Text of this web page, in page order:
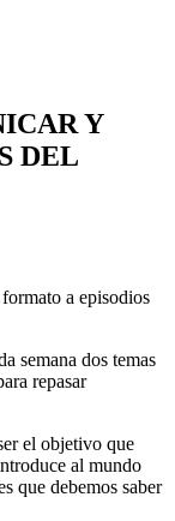
Y
DEL
a episodios
semana dos temas
repasar
el objetivo que
al mundo
que debemos saber